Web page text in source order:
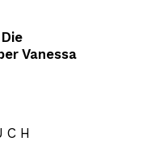
Vanessa